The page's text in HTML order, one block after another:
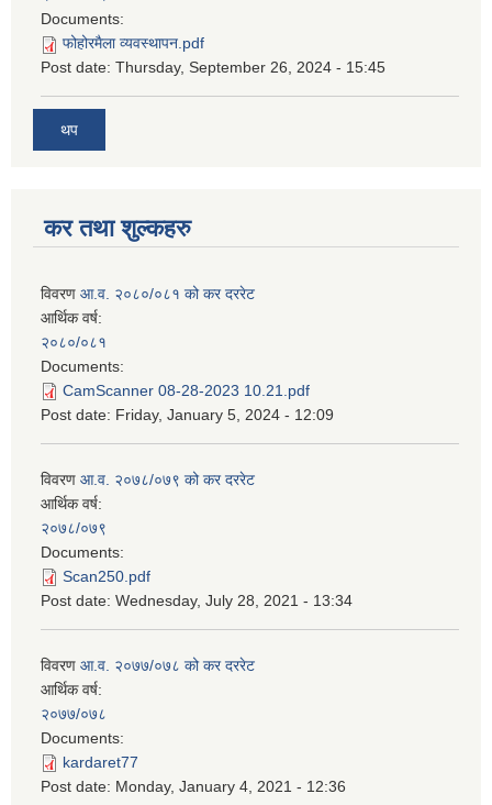
Documents:
फोहोरमैला व्यवस्थापन.pdf
Post date: Thursday, September 26, 2024 - 15:45
थप
कर तथा शुल्कहरु
विवरण आ.व. २०८०/०८१ को कर दररेट
आर्थिक वर्ष:
२०८०/०८१
Documents:
CamScanner 08-28-2023 10.21.pdf
Post date: Friday, January 5, 2024 - 12:09
विवरण आ.व. २०७८/०७९ को कर दररेट
आर्थिक वर्ष:
२०७८/०७९
Documents:
Scan250.pdf
Post date: Wednesday, July 28, 2021 - 13:34
विवरण आ.व. २०७७/०७८ को कर दररेट
आर्थिक वर्ष:
२०७७/०७८
Documents:
kardaret77
Post date: Monday, January 4, 2021 - 12:36